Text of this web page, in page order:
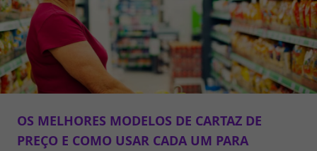
OS MELHORES MODELOS DE CARTAZ DE
PREÇO E COMO USAR CADA UM PARA